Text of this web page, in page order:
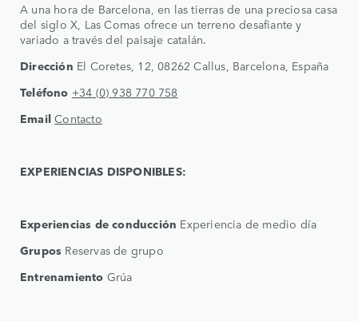
A una hora de Barcelona, en las tierras de una preciosa casa
del siglo X, Las Comas ofrece un terreno desafiante y
variado a través del paisaje catalán.
Dirección El Coretes, 12, 08262 Callus, Barcelona, España
Teléfono +34 (0) 938 770 758
Email Contacto
EXPERIENCIAS DISPONIBLES:
Experiencias de conducción Experiencia de medio día
Grupos Reservas de grupo
Entrenamiento Grúa